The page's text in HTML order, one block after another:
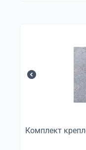
Комплект